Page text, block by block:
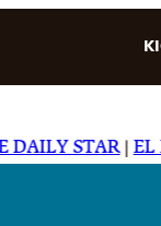
STAR|EL